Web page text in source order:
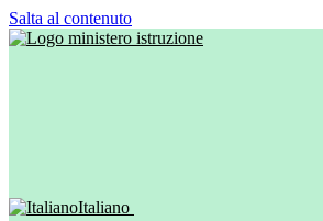
Salta al contenuto
Italiano